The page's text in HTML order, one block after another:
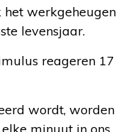
het werkgeheugen
levensjaar.
reageren 17
wordt,